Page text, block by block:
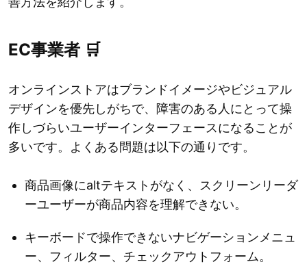
EC事業者 🛒
オンラインストアはブランドイメージやビジュアル
デザインを優先しがちで、障害のある人にとって操
作しづらいユーザーインターフェースになることが
多いです。よくある問題は以下の通りです。
商品画像にaltテキストがなく、スクリーンリーダ
ーユーザーが商品内容を理解できない。
キーボードで操作できないナビゲーションメニュ
ー、フィルター、チェックアウトフォーム。